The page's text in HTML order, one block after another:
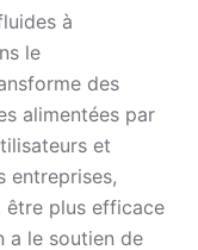
à
le
des
alimentées par
et
entreprises,
être plus efficace
a le soutien de